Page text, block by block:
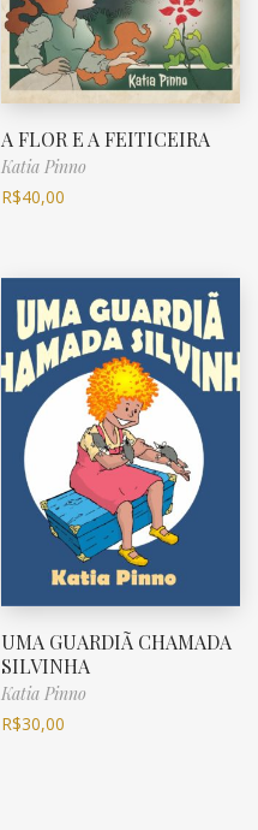
A FLOR E A FEITICEIRA
Katia Pinno
R$40,00
UMA GUARDIÃ CHAMADA
SILVINHA
Katia Pinno
R$30,00